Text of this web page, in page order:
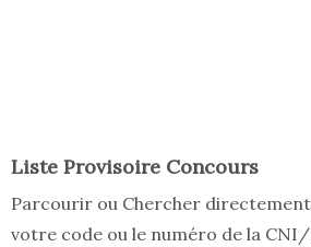
Liste Provisoire Concours
Parcourir ou Chercher
votre code ou le numéro de la CNI/